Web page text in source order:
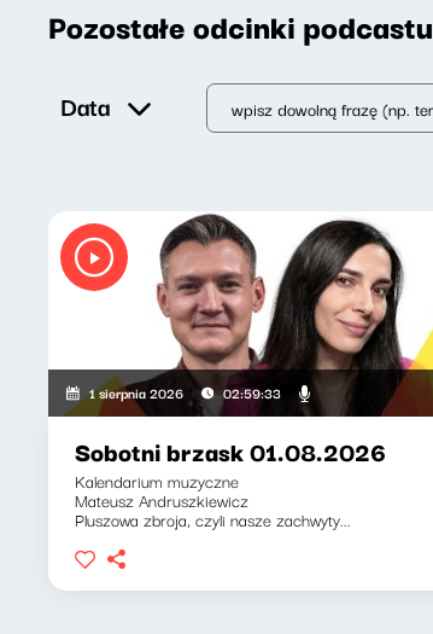
Pozostałe odcinki podcastu
Data
1 sierpnia 2026 02:59:33
Sobotni brzask 01.08.2026
Kalendarium muzyczne
Mateusz Andruszkiewicz
Pluszowa zbroja, czyli nasze zachwyty...